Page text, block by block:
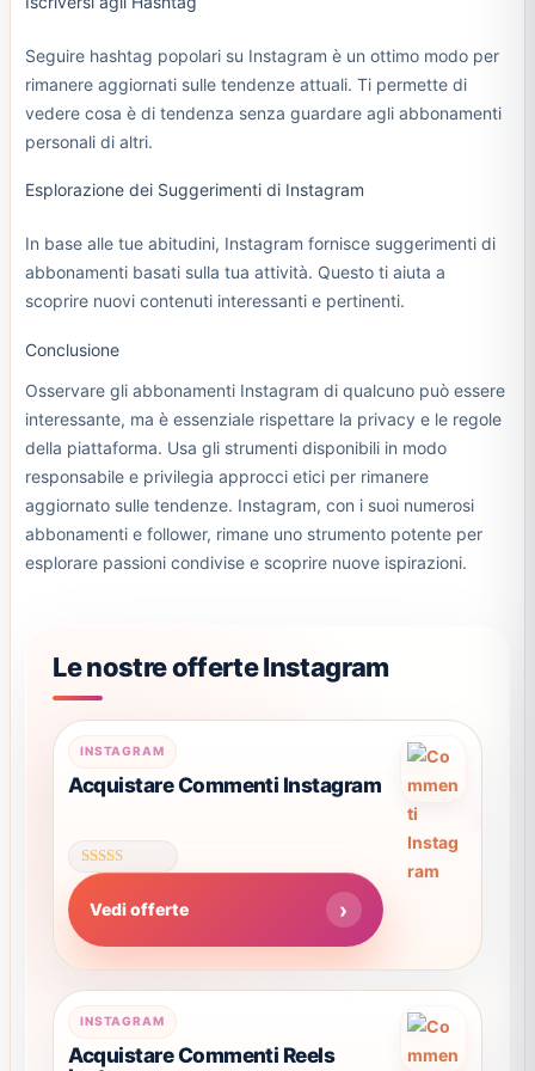
Seguire hashtag popolari su Instagram è un ottimo modo per
rimanere aggiornati sulle tendenze attuali. Ti permette di
vedere cosa è di tendenza senza guardare agli abbonamenti
personali di altri.
Esplorazione dei Suggerimenti di Instagram
In base alle tue abitudini, Instagram fornisce suggerimenti di
abbonamenti basati sulla tua attività. Questo ti aiuta a
scoprire nuovi contenuti interessanti e pertinenti.
Conclusione
Osservare gli abbonamenti Instagram di qualcuno può essere
interessante, ma è essenziale rispettare la privacy e le regole
della piattaforma. Usa gli strumenti disponibili in modo
responsabile e privilegia approcci etici per rimanere
aggiornato sulle tendenze. Instagram, con i suoi numerosi
abbonamenti e follower, rimane uno strumento potente per
esplorare passioni condivise e scoprire nuove ispirazioni.
Le nostre offerte Instagram
INSTAGRAM
Acquistare Commenti Instagram
Valutato
su 5
Vedi offerte
Questo
prodotto
varianti.
Le
opzioni
possono
scelte
nella
pagina
INSTAGRAM
Acquistare Commenti Reels
Questo
prodotto